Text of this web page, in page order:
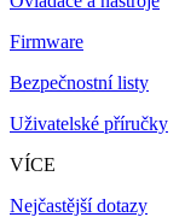
Firmware
Bezpečnostní listy
Uživatelské příručky
VÍCE
Nejčastější dotazy